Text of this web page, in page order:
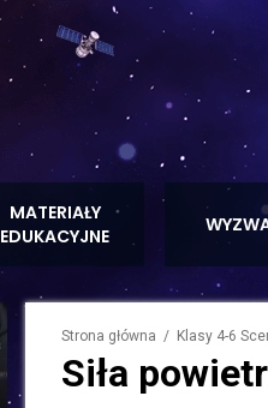
MATERIAŁY
EDUKACYJNE
Strona główna / Klasy 4-6
Siła